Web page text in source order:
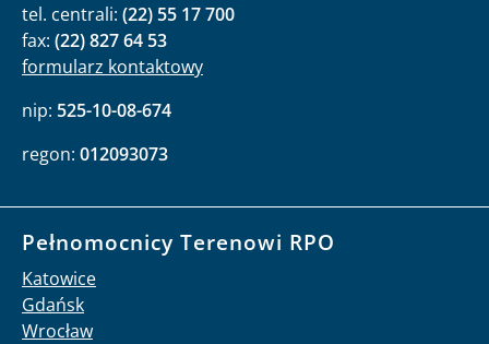
tel. centrali: (22) 55 17 700
fax: (22) 827 64 53
formularz kontaktowy
nip: 525-10-08-674
regon: 012093073
Pełnomocnicy Terenowi RPO
Katowice
Gdańsk
Wrocław